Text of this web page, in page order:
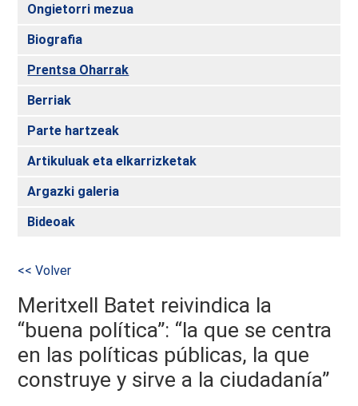
Ongietorri mezua
Biografia
Prentsa Oharrak
Berriak
Parte hartzeak
Artikuluak eta elkarrizketak
Argazki galeria
Bideoak
<< Volver
Meritxell Batet reivindica la
“buena política”: “la que se centra
en las políticas públicas, la que
construye y sirve a la ciudadanía”